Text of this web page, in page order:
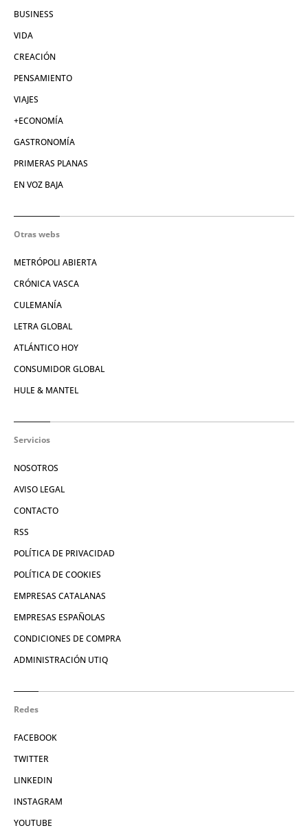
BUSINESS
VIDA
CREACIÓN
PENSAMIENTO
VIAJES
+ECONOMÍA
GASTRONOMÍA
PRIMERAS PLANAS
EN VOZ BAJA
Otras webs
METRÓPOLI ABIERTA
CRÓNICA VASCA
CULEMANÍA
LETRA GLOBAL
ATLÁNTICO HOY
CONSUMIDOR GLOBAL
HULE & MANTEL
Servicios
NOSOTROS
AVISO LEGAL
CONTACTO
RSS
POLÍTICA DE PRIVACIDAD
POLÍTICA DE COOKIES
EMPRESAS CATALANAS
EMPRESAS ESPAÑOLAS
CONDICIONES DE COMPRA
ADMINISTRACIÓN UTIQ
Redes
FACEBOOK
TWITTER
LINKEDIN
INSTAGRAM
YOUTUBE